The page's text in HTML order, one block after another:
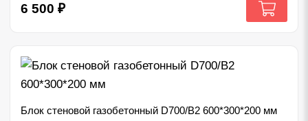
6 500 ₽
Блок стеновой газобетонный D700/B2 600*300*200 мм